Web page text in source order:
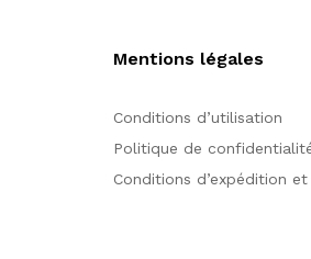
Mentions légales
Conditions d’utilisation
Politique de
Conditions d’expédition